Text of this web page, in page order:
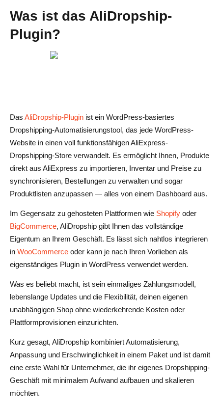
Fazit
FAQs zum AliDropship-Plugin
Ist AliDropship für Anfänger geeignet?
Was unterscheidet das AliDropship-Plugin von anderen
Dropshipping-Tools?
Was ist das AliDropship-
Plugin?
Das AliDropship-Plugin ist ein WordPress-basiertes
Dropshipping-Automatisierungstool, das jede WordPress-
Website in einen voll funktionsfähigen AliExpress-
Dropshipping-Store verwandelt. Es ermöglicht Ihnen, Produkte
direkt aus AliExpress zu importieren, Inventar und Preise zu
synchronisieren, Bestellungen zu verwalten und sogar
Produktlisten anzupassen — alles von einem Dashboard aus.
Im Gegensatz zu gehosteten Plattformen wie Shopify oder
BigCommerce, AliDropship gibt Ihnen das vollständige
Eigentum an Ihrem Geschäft. Es lässt sich nahtlos integrieren
in WooCommerce oder kann je nach Ihren Vorlieben als
eigenständiges Plugin in WordPress verwendet werden.
Was es beliebt macht, ist sein einmaliges Zahlungsmodell,
lebenslange Updates und die Flexibilität, deinen eigenen
unabhängigen Shop ohne wiederkehrende Kosten oder
Plattformprovisionen einzurichten.
Kurz gesagt, AliDropship kombiniert Automatisierung,
Anpassung und Erschwinglichkeit in einem Paket und ist damit
eine erste Wahl für Unternehmer, die ihr eigenes Dropshipping-
Geschäft mit minimalem Aufwand aufbauen und skalieren
möchten.